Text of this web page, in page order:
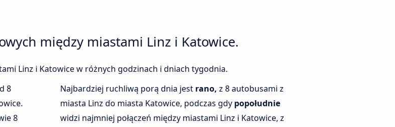
między miastami Linz i Katowice.
Linz i Katowice w różnych godzinach i dniach tygodnia.
8
8
Najbardziej ruchliwą porą dnia jest rano, z 8 autobusami z
miasta Linz do miasta Katowice, podczas gdy popołudnie
widzi najmniej połączeń między miastami Linz i Katowice, z